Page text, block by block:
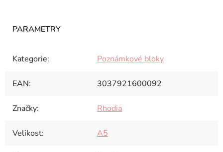
Kategorie: Poznámkové bloky
EAN: 3037921600092
Značky: Rhodia
Velikost: A5